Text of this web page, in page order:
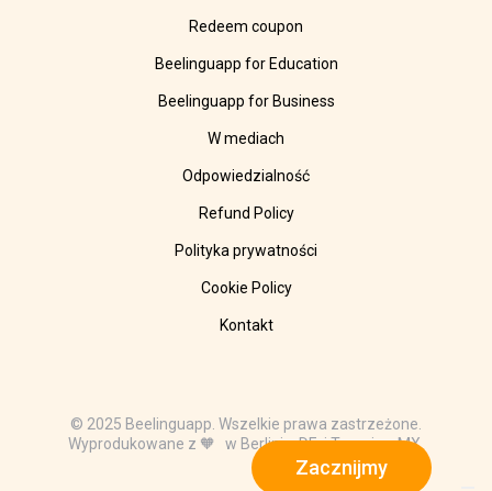
Zacznijmy
Redeem coupon
Beelinguapp for Education
Beelinguapp for Business
W mediach
Odpowiedzialność
Refund Policy
Polityka prywatności
Cookie Policy
Kontakt
© 2025 Beelinguapp. Wszelkie prawa zastrzeżone.
Wyprodukowane z 🧡 w Berlinie, DE, i Tampico, MX.